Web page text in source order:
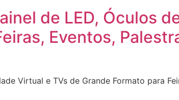
de LED, Óculos
Eventos,
Virtual e TVs de Grande Formato para